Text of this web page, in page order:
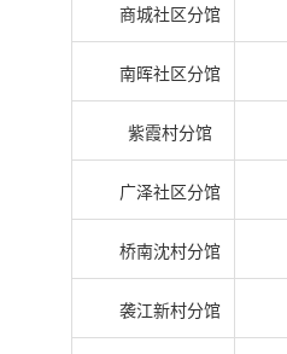
商城社区分馆
南晖社区分馆
紫霞村分馆
广泽社区分馆
桥南沈村分馆
袭江新村分馆